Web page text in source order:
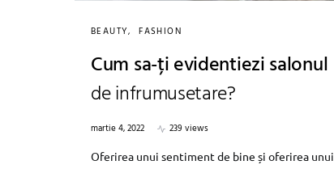
BEAUTY FASHION
Cum sa-ți evidentiezi salonul
de infrumusetare?
martie 4, 2022
239 views
Oferirea unui sentiment de bine și oferirea unui